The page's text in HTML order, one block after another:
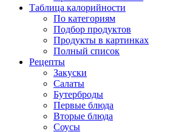
Таблица калорийности
По категориям
Подбор продуктов
Продукты в картинках
Полный список
Рецепты
Закуски
Салаты
Бутерброды
Первые блюда
Вторые блюда
Соусы